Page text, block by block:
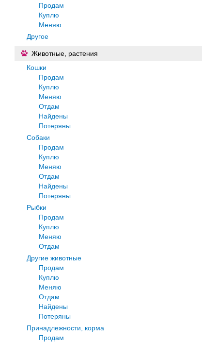
Продам
Куплю
Меняю
Другое
Животные, растения
Кошки
Продам
Куплю
Меняю
Отдам
Найдены
Потеряны
Собаки
Продам
Куплю
Меняю
Отдам
Найдены
Потеряны
Рыбки
Продам
Куплю
Меняю
Отдам
Другие животные
Продам
Куплю
Меняю
Отдам
Найдены
Потеряны
Принадлежности, корма
Продам